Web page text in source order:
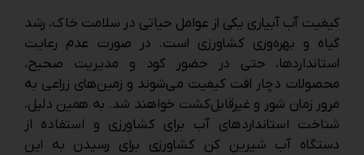
کیفیت آب آبیاری یکی از عوامل حیاتی در سلامت خاک، رشد
گیاه و بهره‌وری کشاورزی است. در صورت عدم رعایت
استانداردها، حتی در حضور کود و مدیریت صحیح،
محصولات دچار افت کیفیت می‌شوند و زمین‌های زراعی به
مرور زمان شور و غیرقابل‌کشت خواهند شد. به همین دلیل،
شناخت استانداردهای آب برای کشاورزی و استفاده از
دستگاه آب شیرین ‌کن کشاورزی برای رسیدن به این